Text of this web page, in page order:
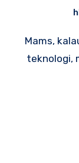
Mams, kalau anak mulai tertarik dengan dunia
teknologi,